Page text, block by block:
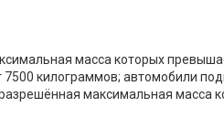
масса которых
килограммов; автомобили
максимальная масса